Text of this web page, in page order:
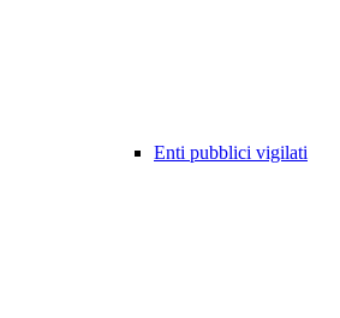
Enti pubblici vigilati